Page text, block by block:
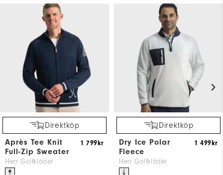
Direktköp
Après Tee Knit
Full-Zip Sweater
Herr Golfkläder
1 799kr
Direktköp
Dry Ice Polar
Fleece
Herr Golfkläder
1 499kr